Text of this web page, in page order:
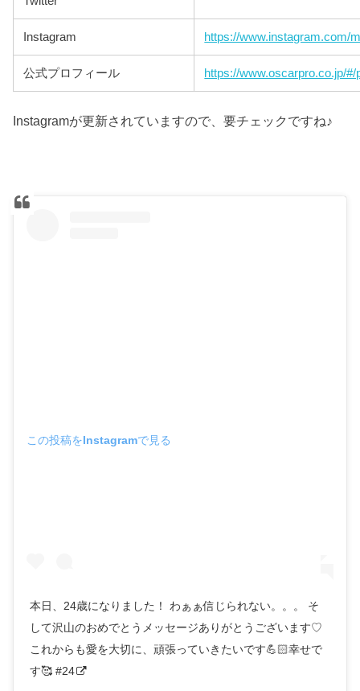
Instagram https://www.instagram.com/
公式プロフィール https://www.oscarpro.co.jp/#/
Instagramが更新されていますので、要チェックですね♪
この投稿をInstagramで見る
本日、24歳になりました！ わぁぁ信じられない。。。 そ
して沢山のおめでとうメッセージありがとうございます♡
これからも愛を大切に、頑張っていきたいです💪🏻幸せで
す🥰 #24